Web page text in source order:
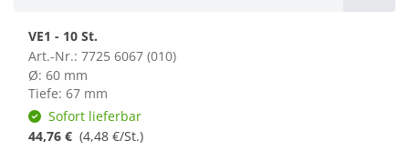
VE1 - 10 St.
Art.-Nr.: 7725 6067 (010)
Ø: 60 mm
Tiefe: 67 mm
Sofort lieferbar
44,76 € (4,48 €/St.)